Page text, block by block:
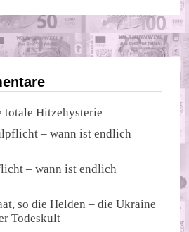
totale Hitzehysterie
– wann ist endlich
– wann ist endlich
so die Helden – die Ukraine
Todeskult